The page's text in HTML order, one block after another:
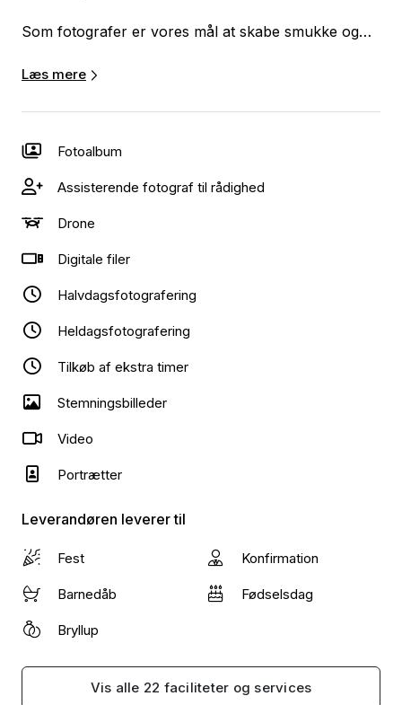
Som fotografer er vores mål at skabe smukke og
særlige begivenhed. Vi forstår vigtigheden af at
mange år fremover. Vi er dedikerede til at levere en
professionel og personlig service til vores kunder. Vi
lytter til jeres ønsker og behov og tilpasser vores
tilgang for at sikre, at vi opfylder dine forventninger.
Book eller kontakt os her på siden, og fortæl om
særlige begivenhed og skabe minder, der varer
evigt. 📷✨
Læs mere
Fotoalbum
Assisterende fotograf til rådighed
Drone
Digitale filer
Halvdagsfotografering
Heldagsfotografering
Tilkøb af ekstra timer
Stemningsbilleder
Video
Portrætter
Leverandøren leverer til
Fest Konfirmation
Barnedåb Fødselsdag
Bryllup
Vis alle 22 faciliteter og services